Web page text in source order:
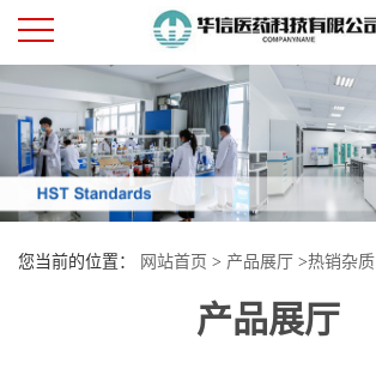
公
司
首
页
您当前的位置： 网站首页 > 产品展厅 >热销杂质
产品展厅